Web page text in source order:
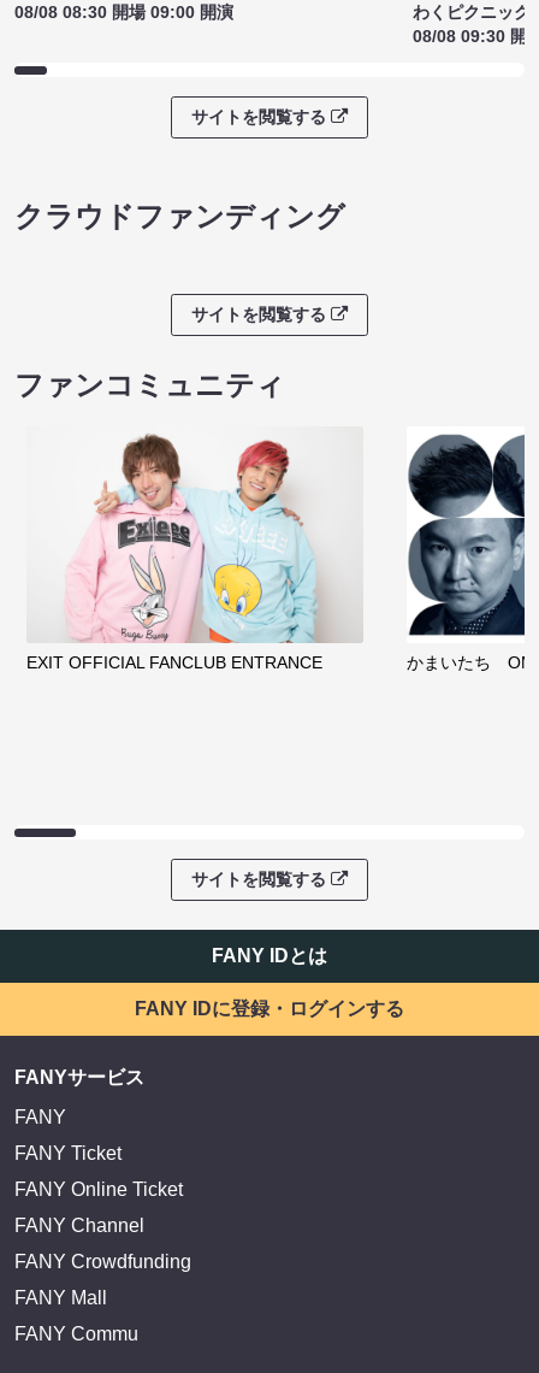
08/08 08:30 開場 09:00 開演
わくピクニック
08/08 09:30 開
サイトを閲覧する
クラウドファンディング
サイトを閲覧する
ファンコミュニティ
EXIT OFFICIAL FANCLUB ENTRANCE かまいたち
サイトを閲覧する
FANY IDとは
FANY IDに登録・ログインする
FANYサービス
FANY
FANY Ticket
FANY Online Ticket
FANY Channel
FANY Crowdfunding
FANY Mall
FANY Commu